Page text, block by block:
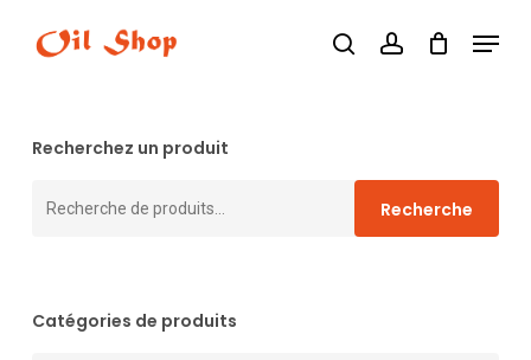
searchaccount
Menu
Recherchez un produit
Recherche
Recherche
Catégories de produits